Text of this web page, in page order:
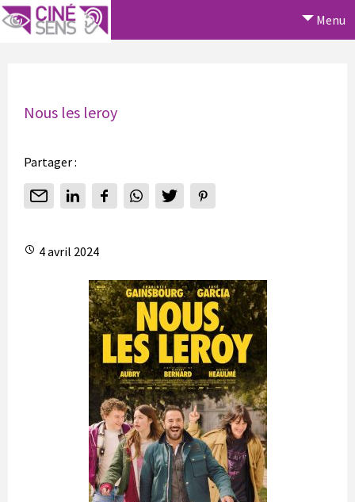
Menu
Nous les leroy
Partager :
4 avril 2024